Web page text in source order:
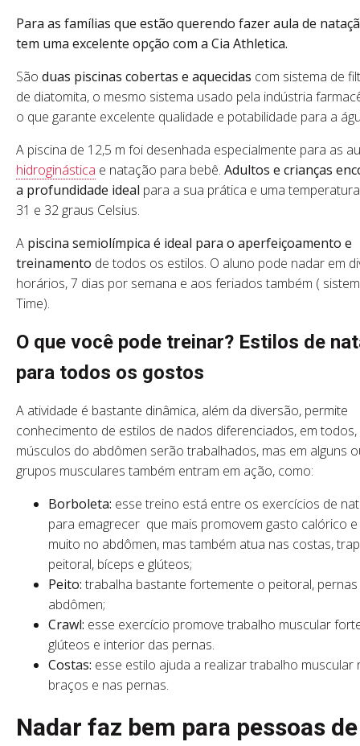
Para as famílias que estão querendo fazer aula de
tem uma excelente opção com a Cia Athletica.
São duas piscinas cobertas e aquecidas com sistema de
de diatomita, o mesmo sistema usado pela indústria
o que garante excelente qualidade e potabilidade para a
A piscina de 12,5 m foi desenhada especialmente para as
hidroginástica e natação para bebê. Adultos e crianças
a profundidade ideal para a sua prática e uma
31 e 32 graus Celsius.
A piscina semiolímpica é ideal para o aperfeiçoamento e
treinamento de todos os estilos. O aluno pode nadar em
horários, 7 dias por semana e aos feriados também (
Time).
O que você pode treinar? Estilos de
para todos os gostos
A atividade é bastante dinâmica, além da diversão, permite
conhecimento de estilos de nados diferenciados, em
músculos do abdômen serão trabalhados, mas em alguns
grupos musculares também entram em ação, como:
Borboleta: esse treino está entre os exercícios de
para emagrecer que mais promovem gasto calórico
muito no abdômen, mas também atua nas costas,
peitoral, bíceps e glúteos;
Peito: trabalha bastante fortemente o peitoral,
abdômen;
Crawl: esse exercício promove trabalho muscular
glúteos e interior das pernas.
Costas: esse estilo ajuda a realizar trabalho muscular
braços e nas pernas.
Nadar faz bem para pessoas de